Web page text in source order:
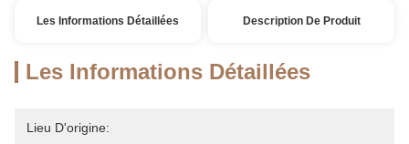
Les Informations Détaillées Description De Produit
Les Informations Détaillées
Lieu D'origine: